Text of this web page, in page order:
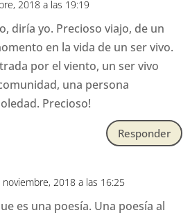
2018 a las 19:19
diría yo. Precioso viajo, de un
en la vida de un ser vivo.
por el viento, un ser vivo
una persona
Precioso!
Responder
noviembre, 2018 a las 16:25
es una poesía. Una poesía al